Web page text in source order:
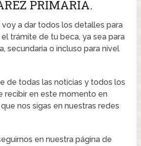
PRIMARIA.
voy a dar todos los detalles para
trámite de tu beca, ya sea para
secundaria o incluso para nivel
de todas las noticias y todos los
recibir en este momento en
nos sigas en nuestras redes
en nuestra página de